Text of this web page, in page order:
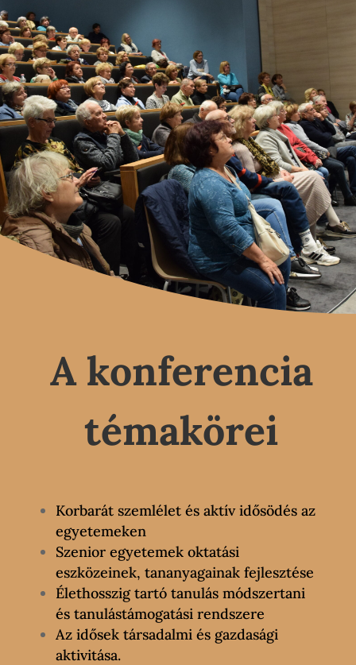
A konferencia
témakörei
Korbarát szemlélet és aktív idősödés az
egyetemeken
Szenior egyetemek oktatási
eszközeinek, tananyagainak fejlesztése
Élethosszig tartó tanulás módszertani
és tanulástámogatási rendszere
Az idősek társadalmi és gazdasági
aktivitása.